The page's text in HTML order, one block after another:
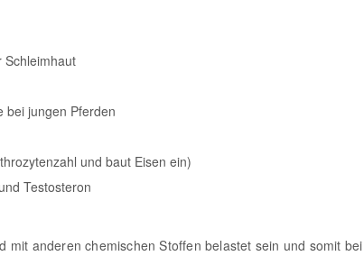
Schleimhaut
bei jungen Pferden
und baut Eisen ein)
Testosteron
mit anderen chemischen Stoffen belastet sein und somit